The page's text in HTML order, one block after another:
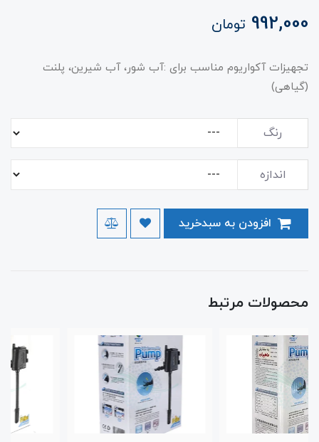
992,000 تومان
تجهیزات آکواریوم مناسب برای :آب شور، آب شیرین، پلنت
(گیاهی)
رنگ
اندازه
محصولات مرتبط